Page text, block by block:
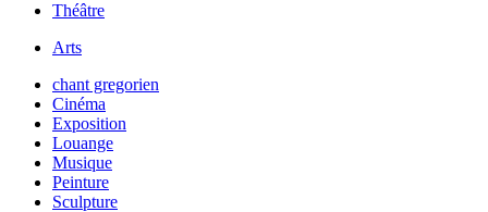
Théâtre
Arts
chant gregorien
Cinéma
Exposition
Louange
Musique
Peinture
Sculpture